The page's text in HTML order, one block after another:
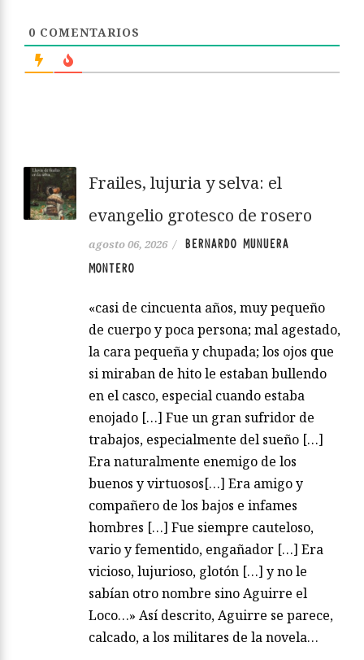
0 COMENTARIOS
Frailes, lujuria y selva: el
evangelio grotesco de rosero
agosto 06, 2026 /
BERNARDO MUNUERA
MONTERO
«casi de cincuenta años, muy pequeño
de cuerpo y poca persona; mal agestado,
la cara pequeña y chupada; los ojos que
si miraban de hito le estaban bullendo
en el casco, especial cuando estaba
enojado […] Fue un gran sufridor de
trabajos, especialmente del sueño […]
Era naturalmente enemigo de los
buenos y virtuosos[…] Era amigo y
compañero de los bajos e infames
hombres […] Fue siempre cauteloso,
vario y fementido, engañador […] Era
vicioso, lujurioso, glotón […] y no le
sabían otro nombre sino Aguirre el
Loco…» Así descrito, Aguirre se parece,
calcado, a los militares de la novela…